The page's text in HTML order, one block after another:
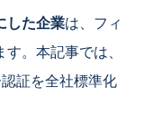
した企業は、フィ
。本記事では、
証を全社標準化